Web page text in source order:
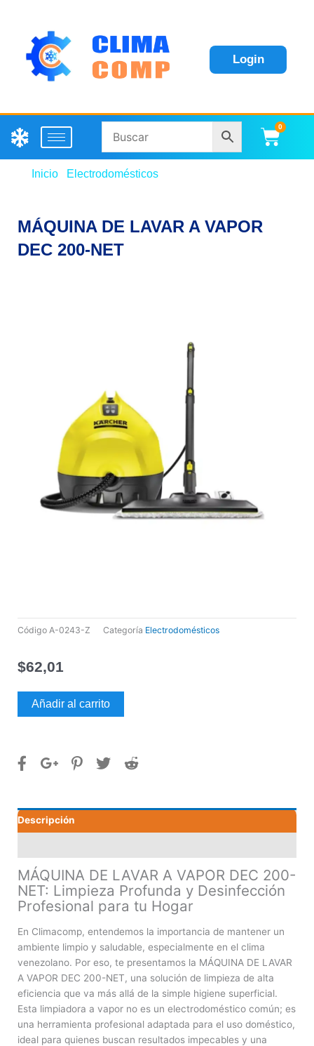
Login
0
Inicio Electrodomésticos
MÁQUINA DE LAVAR A VAPOR
DEC 200-NET
Código A-0243-Z Categoría Electrodomésticos
$62,01
MÁQUINA
DE
VAPOR
NET
cantidad
Añadir al carrito
Descripción
MÁQUINA DE LAVAR A VAPOR DEC 200-
NET: Limpieza Profunda y Desinfección
Profesional para tu Hogar
En Climacomp, entendemos la importancia de mantener un
ambiente limpio y saludable, especialmente en el clima
venezolano. Por eso, te presentamos la MÁQUINA DE LAVAR
A VAPOR DEC 200-NET, una solución de limpieza de alta
eficiencia que va más allá de la simple higiene superficial.
Esta limpiadora a vapor no es un electrodoméstico común; es
una herramienta profesional adaptada para el uso doméstico,
ideal para quienes buscan resultados impecables y una